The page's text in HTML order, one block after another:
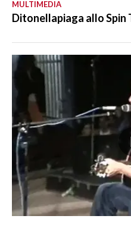
MULTIMEDIA
Ditonellapiaga allo Spin